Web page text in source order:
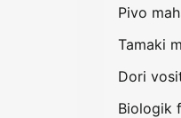
Pivo
Tamaki
Dori
Biologik